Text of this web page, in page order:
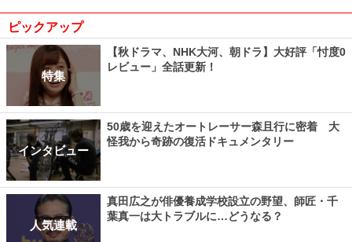
ピックアップ
特集
【秋ドラマ、NHK大河、朝ドラ】大好評「忖度0
レビュー」全話更新！
インタビュー
50歳を迎えたオートレーサー森且行に密着 大
怪我から奇跡の復活ドキュメンタリー
人気連載
真田広之が俳優養成学校設立の野望、師匠・千
葉真一は大トラブルに…どうなる？